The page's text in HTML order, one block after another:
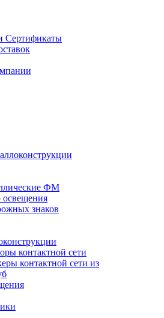
Сертификаты
ФМ
знаков
контактной сети
контактной сети из